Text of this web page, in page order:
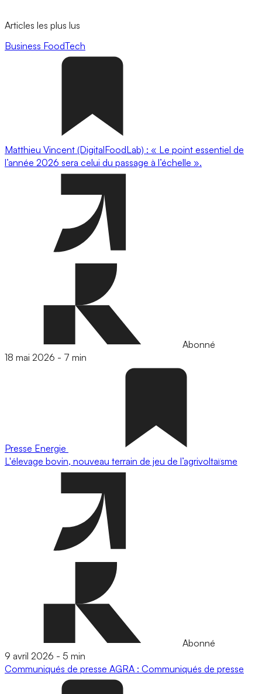
Articles les plus lus
Business FoodTech
Matthieu Vincent (DigitalFoodLab) : « Le point essentiel de
l’année 2026 sera celui du passage à l’échelle ».
Abonné
18 mai 2026 - 7 min
Presse Energie
L'élevage bovin, nouveau terrain de jeu de l’agrivoltaïsme
Abonné
9 avril 2026 - 5 min
Communiqués de presse AGRA : Communiqués de presse